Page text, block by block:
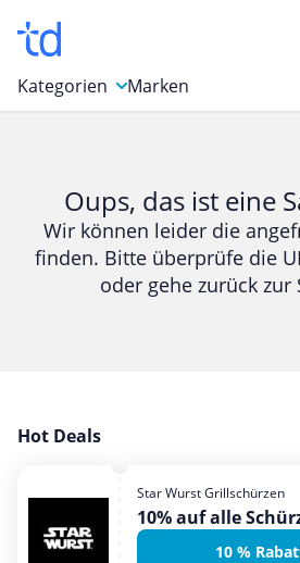
Kategorien
Bücher & Magazine
Computer & Elektronik
Entertainment & Media
Garten, Haushalt & Tiere
Mobilfunk & Internet
Mode & Accessoires
Marken
Oups, das ist eine
Wir können leider die
finden. Bitte überprüfe die
oder gehe zurück zur
Hot Deals
Star Wurst Grillschürzen
10% auf alle
10 %